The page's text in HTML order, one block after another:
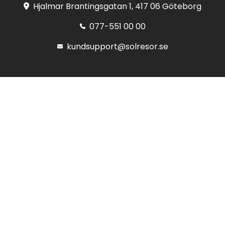
Hjalmar Brantingsgatan 1, 417 06 Göteborg
077-551 00 00
kundsupport@solresor.se